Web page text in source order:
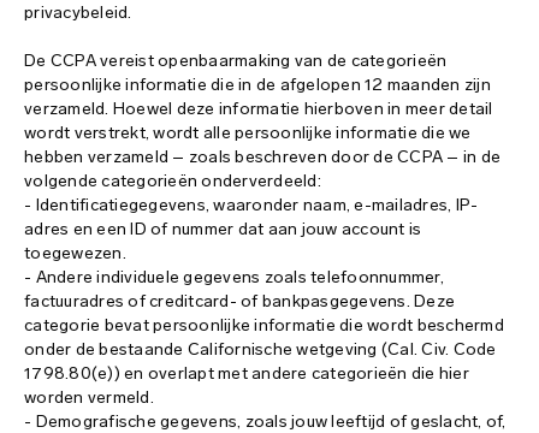
privacybeleid.
De CCPA vereist openbaarmaking van de categorieën
persoonlijke informatie die in de afgelopen 12 maanden zijn
verzameld. Hoewel deze informatie hierboven in meer detail
wordt verstrekt, wordt alle persoonlijke informatie die we
hebben verzameld – zoals beschreven door de CCPA – in de
volgende categorieën onderverdeeld:
- Identificatiegegevens, waaronder naam, e-mailadres, IP-
adres en een ID of nummer dat aan jouw account is
toegewezen.
- Andere individuele gegevens zoals telefoonnummer,
factuuradres of creditcard- of bankpasgegevens. Deze
categorie bevat persoonlijke informatie die wordt beschermd
onder de bestaande Californische wetgeving (Cal. Civ. Code
1798.80(e)) en overlapt met andere categorieën die hier
worden vermeld.
- Demografische gegevens, zoals jouw leeftijd of geslacht, of,